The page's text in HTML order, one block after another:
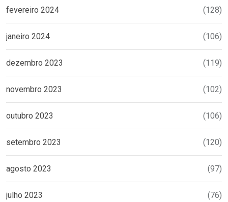
fevereiro 2024 (128)
janeiro 2024 (106)
dezembro 2023 (119)
novembro 2023 (102)
outubro 2023 (106)
setembro 2023 (120)
agosto 2023 (97)
julho 2023 (76)